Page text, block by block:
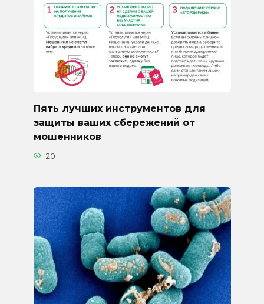
Пять лучших инструментов для
защиты ваших сбережений от
мошенников
20